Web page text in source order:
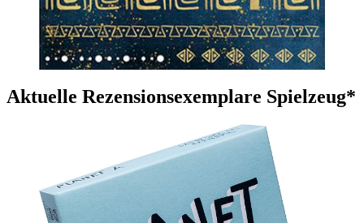
Aktuelle Rezensionsexemplare Spielzeug*